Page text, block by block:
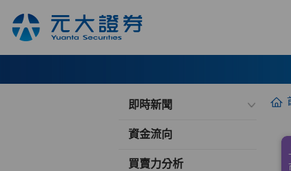
即時新聞
資金流向
買賣力分析